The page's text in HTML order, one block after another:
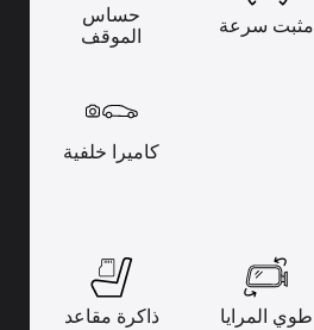
مثبت سرعة
حساس
الموقف
كاميرا خلفية
طوي المرايا ذاكرة مقاعد